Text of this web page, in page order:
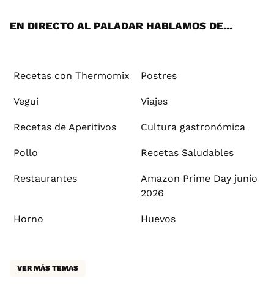
EN DIRECTO AL PALADAR HABLAMOS DE...
Recetas con Thermomix Postres
Vegui Viajes
Recetas de Aperitivos Cultura gastronómica
Pollo Recetas Saludables
Restaurantes
Amazon Prime Day junio
2026
Horno Huevos
VER MÁS TEMAS